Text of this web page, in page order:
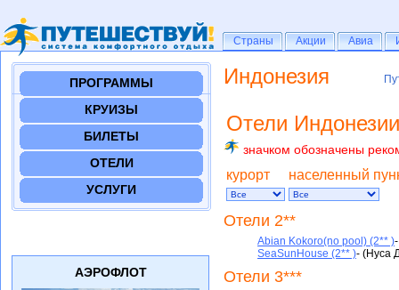
Индонезия
Отели
значком обозначены
курорт нaселенный
Отели 2**
Abian Kokoro(no pool) (2** )
SeaSunHouse (2** )- (Нуса
Отели 3***
ПРОГРАММЫ
КРУИЗЫ
БИЛЕТЫ
ОТЕЛИ
УСЛУГИ
АЭРОФЛОТ
Страны
Страны Акции
Акции Авиа
Авиа